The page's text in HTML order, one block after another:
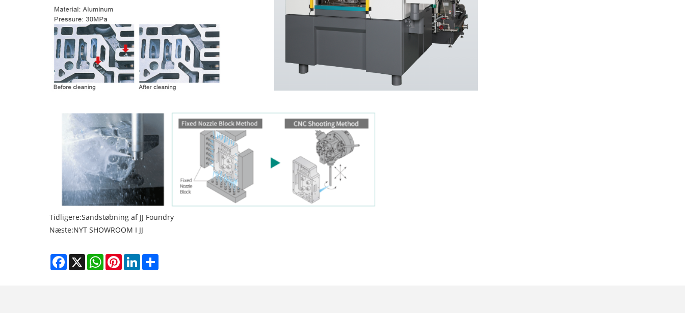
Tidligere:Sandstøbning af JJ Foundry
Næste:NYT SHOWROOM I JJ
Facebook
X WhatsAppPinterestLinkedIn